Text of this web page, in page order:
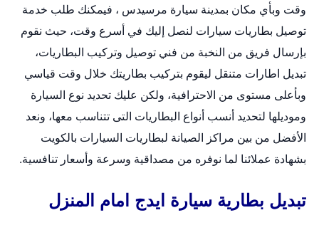
وقت وبأي مكان بمدينة سيارة مرسيدس ، فيمكنك طلب خدمة
توصيل بطاريات سيارات لنصل إليك في أسرع وقت، حيث نقوم
بإرسال فريق من النخبة من فني توصيل وتركيب البطاريات،
تبديل اطارات متنقل ليقوم بتركيب بطاريتك خلال وقت قياسي
وبأعلى مستوى من الاحترافية، ولكن عليك تحديد نوع السيارة
وموديلها لتحديد أنسب أنواع البطاريات التى تتناسب معها، ونعد
الأفضل من بين مراكز الصيانة لبطاريات السيارات بالكويت
بشهادة عملائنا لما نوفره من مصداقية وسرعة وأسعار تنافسية.
تبديل بطارية سيارة ايدج امام المنزل